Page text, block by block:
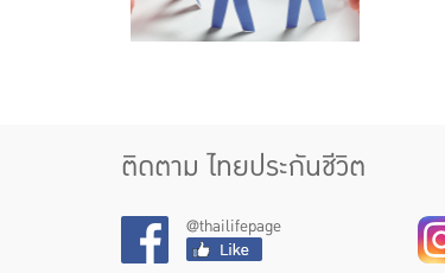
ติดตาม ไทยประกันชีวิต
@thailifepage